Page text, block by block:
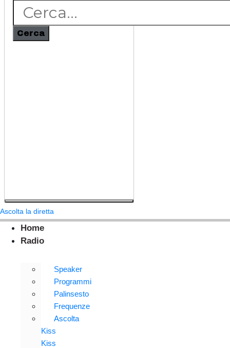
Cerca
Ascolta la diretta
Home
Radio
Speaker
Programmi
Palinsesto
Frequenze
Ascolta
Kiss
Kiss